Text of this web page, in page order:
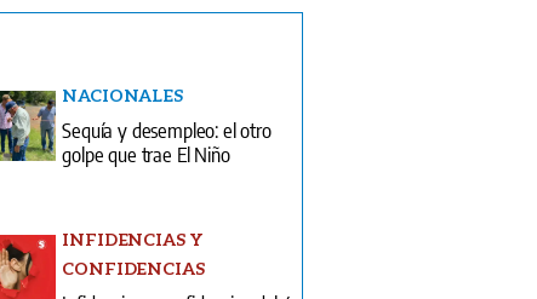
NACIONALES
Sequía y desempleo: el otro
golpe que trae El Niño
INFIDENCIAS Y
CONFIDENCIAS